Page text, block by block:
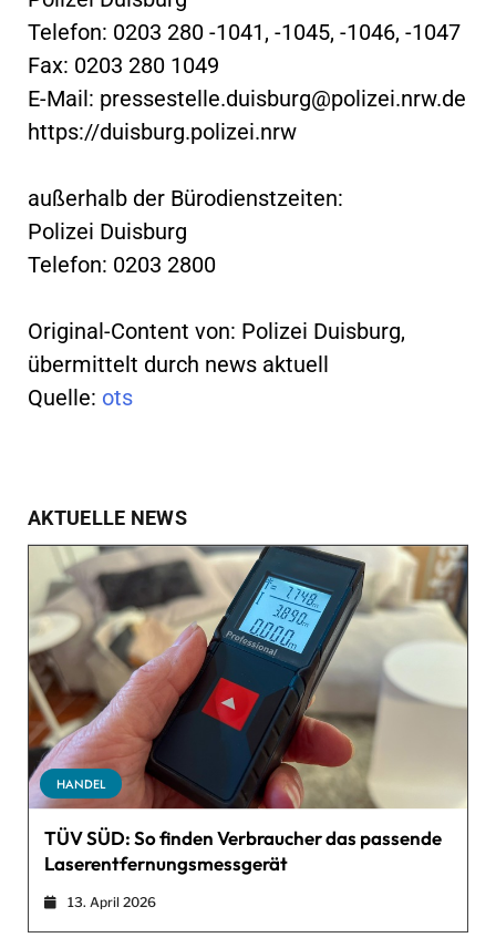
Telefon: 0203 280 -1041, -1045, -1046, -1047
Fax: 0203 280 1049
E-Mail: pressestelle.duisburg@polizei.nrw.de
https://duisburg.polizei.nrw
außerhalb der Bürodienstzeiten:
Polizei Duisburg
Telefon: 0203 2800
Original-Content von: Polizei Duisburg,
übermittelt durch news aktuell
Quelle: ots
AKTUELLE NEWS
HANDEL
TÜV SÜD: So finden Verbraucher das passende
Laserentfernungsmessgerät
13. April 2026